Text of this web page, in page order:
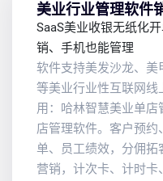
美业行业管理软件
SaaS美业收银无纸化
销、手机也能管理
软件支持美发沙龙、
等美业行业性互联网线
用：哈林智慧美业单
店管理软件。客户预
单、员工绩效，分佣
营销，计次卡、计时